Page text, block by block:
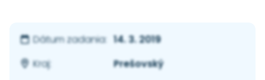
Dátum zadania: 14. 3. 2019
Kraj:
Prešovský